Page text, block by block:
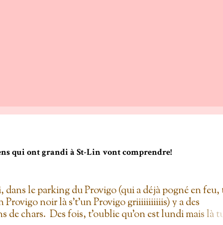
qui ont grandi à St-Lin vont comprendre!
dans le parking du Provigo (qui a déjà pogné en feu,
Provigo noir là s't'un Provigo griiiiiiiiiiis) y a des
de chars. Des fois, t'oublie qu'on est lundi mais là